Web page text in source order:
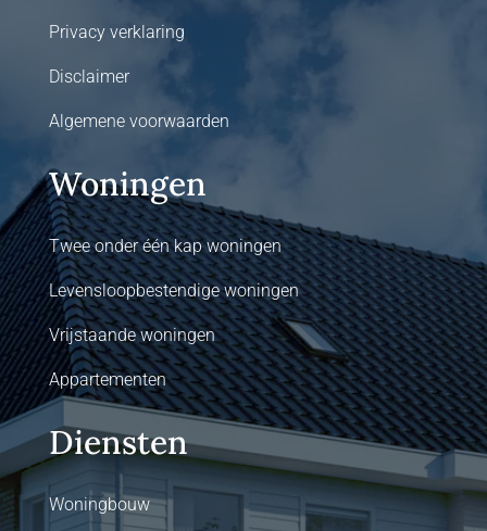
Privacy verklaring
Disclaimer
Algemene voorwaarden
Woningen
Twee onder één kap woningen
Levensloopbestendige woningen
Vrijstaande woningen
Appartementen
Diensten
Woningbouw